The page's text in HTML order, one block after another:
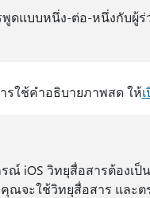
ดแบบหนึ่ง-ต่อ-หนึ่งกับผู้ร่
ใช้คําอธิบายภาพสด ให้
iOS วิทยุสื่อสารต้องเป็น
จะใช้วิทยุสื่อสาร และต